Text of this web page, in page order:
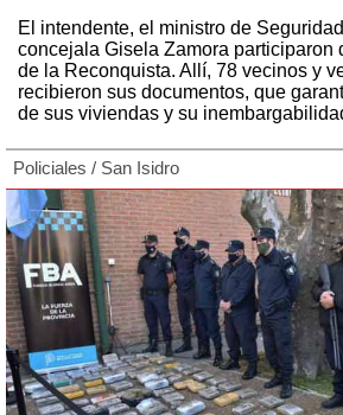
El intendente, el ministro de
concejala Gisela Zamora participaron
de la Reconquista. Allí, 78 vecinos y
recibieron sus documentos, que
de sus viviendas y su
Policiales / San Isidro